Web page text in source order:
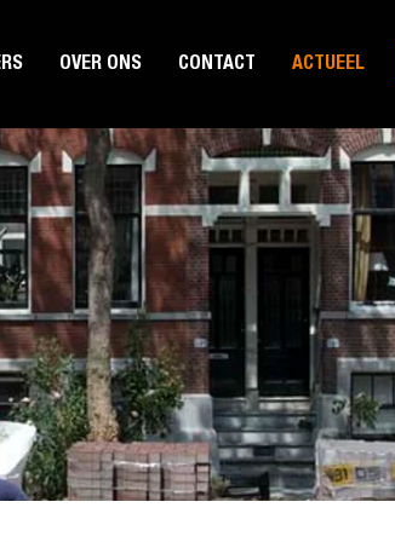
OVER ONS CONTACT ACTUEEL